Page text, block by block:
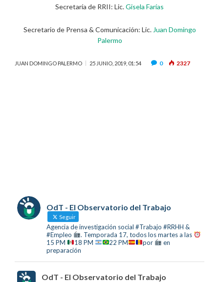
Secretaría de RRII: Lic.Gisela Farías
Secretario de Prensa & Comunicación: Lic. Juan Domingo
Palermo
JUAN DOMINGO PALERMO 25 JUNIO, 2019, 01:54 0 2327
OdT - El Observatorio del Trabajo
Seguir
Agencia de investigación social #Trabajo #RRHH &
#Empleo
. Temporada 17, todos los martes a las
15 PM
18 PM 22 PM por
en
preparación
OdT - El Observatorio del Trabajo